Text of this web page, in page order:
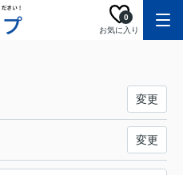
お気に入り
0
変更
変更